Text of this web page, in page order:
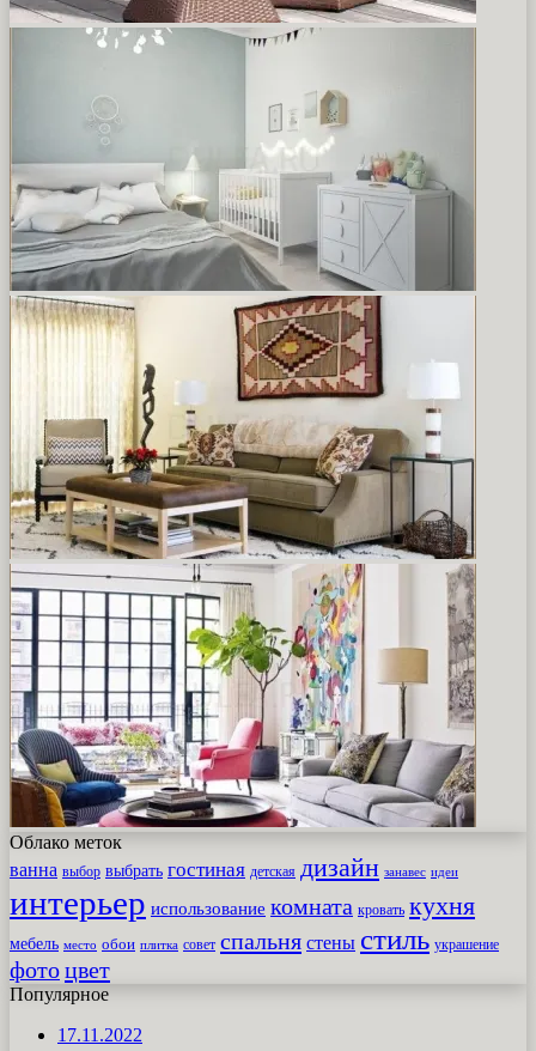
Облако меток
ванна выбор выбрать гостиная детская дизайн занавес идеи
интерьер использование комната кровать кухня
мебель место обои плитка совет спальня стены стиль украшение
фотоцвет
Популярное
17.11.2022